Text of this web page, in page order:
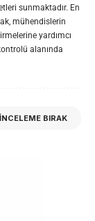
sunmaktadır. En
mühendislerin
yardımcı
alanında
İNCELEME BIRAK